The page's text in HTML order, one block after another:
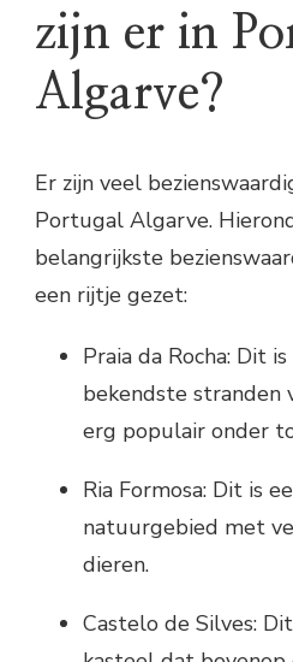
zijn er in
Algarve?
Er zijn veel
Portugal Algarve.
belangrijkste
een rijtje gezet:
Praia da Rocha: Dit
bekendste stranden
erg populair onder
Ria Formosa: Dit is
natuurgebied met
dieren.
Castelo de Silves: